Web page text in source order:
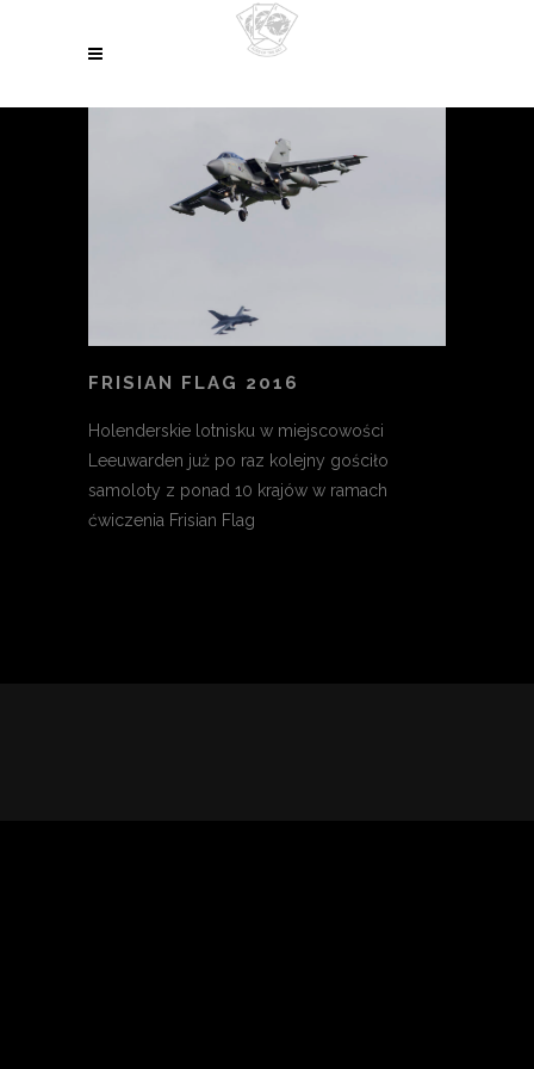
FRISIAN FLAG 2016
Holenderskie lotnisku w miejscowości
Leeuwarden już po raz kolejny gościło
samoloty z ponad 10 krajów w ramach
ćwiczenia Frisian Flag